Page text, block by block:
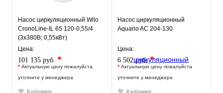
Насос циркуляционный Wilo
CronoLine-IL 65 120-0,55/4
(3х380В; 0,55кВт)
Цена:
101 135 руб. *
* Актуальную цену пожалуйста
уточните у менеджера
В избранное
Насос циркуляционный
Aquario AC 204-130
Цена:
6 502 руб.*
* Актуальную цену пожалуйста
уточните у менеджера
В избранное